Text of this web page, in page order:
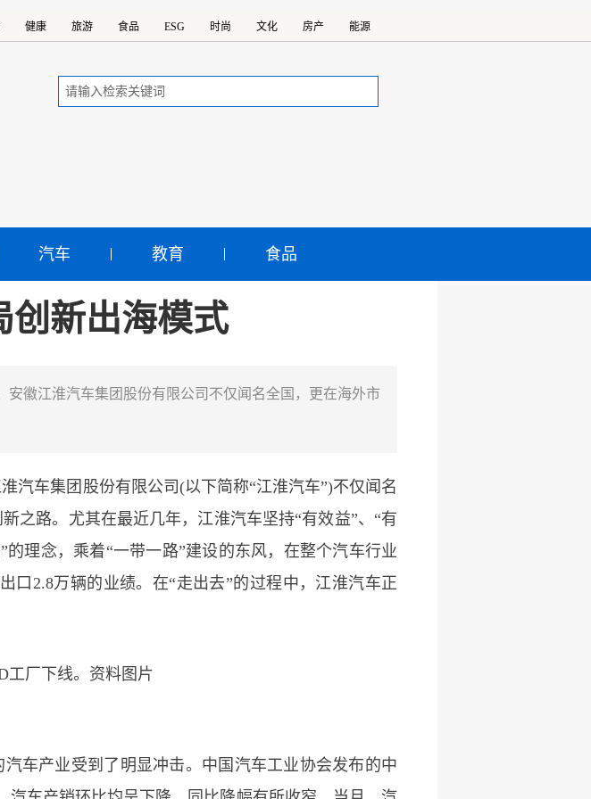
健康 旅游 食品 ESG 时尚 文化 房产 能源
汽车 教育 食品
创新出海模式
安徽江淮汽车集团股份有限公司不仅闻名全国，更在海外市
汽车集团股份有限公司(以下简称“江淮汽车”)不仅闻名
之路。尤其在最近几年，江淮汽车坚持“有效益”、“有
的理念，乘着“一带一路”建设的东风，在整个汽车行业
口2.8万辆的业绩。在“走出去”的过程中，江淮汽车正
工厂下线。资料图片
车产业受到了明显冲击。中国汽车工业协会发布的中